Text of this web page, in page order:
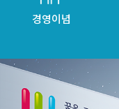
경영이념